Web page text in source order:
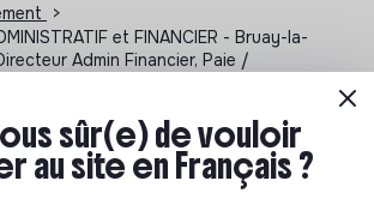
>
et FINANCIER - Bruay-la-
Admin Financier, Paie /
de formations à impact
sûr(e) de vouloir
au site en Français ?